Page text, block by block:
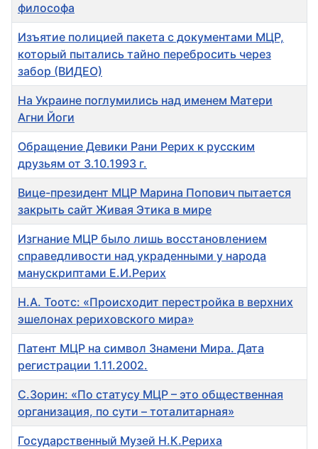
философа
Изъятие полицией пакета с документами МЦР,
который пытались тайно перебросить через
забор (ВИДЕО)
На Украине поглумились над именем Матери
Агни Йоги
Обращение Девики Рани Рерих к русским
друзьям от 3.10.1993 г.
Вице-президент МЦР Марина Попович пытается
закрыть сайт Живая Этика в мире
Изгнание МЦР было лишь восстановлением
справедливости над украденными у народа
манускриптами Е.И.Рерих
Н.А. Тоотс: «Происходит перестройка в верхних
эшелонах рериховского мира»
Патент МЦР на символ Знамени Мира. Дата
регистрации 1.11.2002.
С.Зорин: «По статусу МЦР – это общественная
организация, по сути – тоталитарная»
Государственный Музей Н.К.Рериха